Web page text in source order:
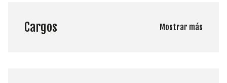
Cargos Mostrar más